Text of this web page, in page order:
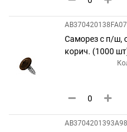
AB370420138FA07
Саморез с п/ш,
корич. (1000
AB3704201393A98